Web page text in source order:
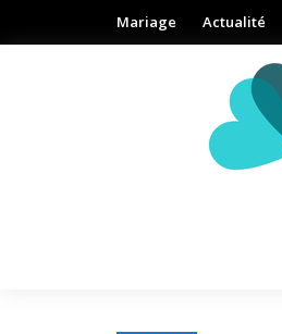
Mariage Actualité